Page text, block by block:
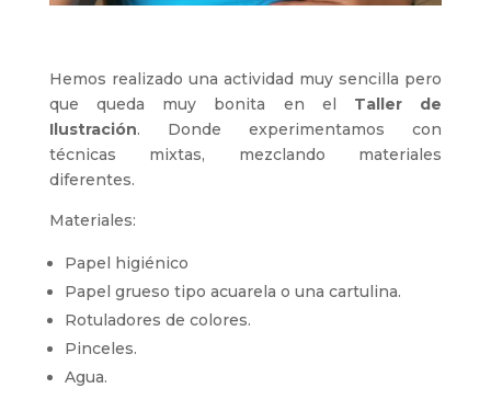
Hemos realizado una actividad muy sencilla pero
que queda muy bonita en el Taller de
Ilustración. Donde experimentamos con
técnicas mixtas, mezclando materiales
diferentes.
Materiales:
Papel higiénico
Papel grueso tipo acuarela o una cartulina.
Rotuladores de colores.
Pinceles.
Agua.